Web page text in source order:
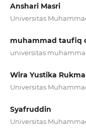
Anshari Masri
Universitas
muhammad taufiq
universitas
Wira Yustika
Universitas
Syafruddin
Universitas